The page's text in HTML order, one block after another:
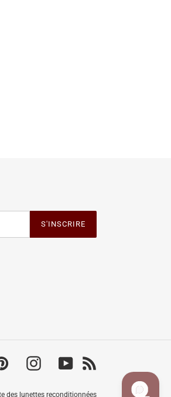
S'INSCRIRE
PinterestInstagramYouTube
des lunettes reconditionnées